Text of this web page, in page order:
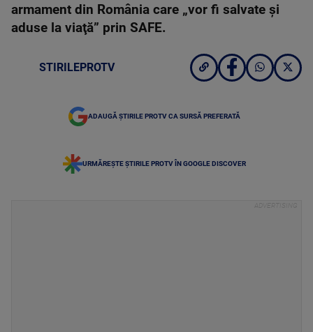
armament din România care „vor fi salvate şi
aduse la viaţă” prin SAFE.
STIRILEPROTV
ADAUGĂ ȘTIRILE PROTV CA SURSĂ PREFERATĂ
URMĂREȘTE ȘTIRILE PROTV ÎN GOOGLE DISCOVER